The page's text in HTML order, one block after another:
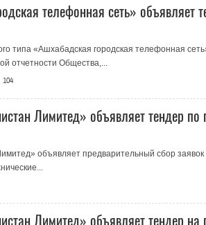
телефонная сеть» объявляет
типа «Ашхабадская городская телефонная
отчетности Общества,...
104
Лимитед» объявляет тендер
объявляет предварительный сбор
Лимитед» объявляет тендер на